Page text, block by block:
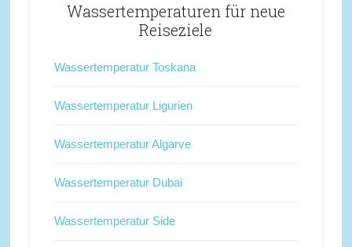
Wassertemperaturen für neue
Reiseziele
Wassertemperatur Toskana
Wassertemperatur Ligurien
Wassertemperatur Algarve
Wassertemperatur Dubai
Wassertemperatur Side